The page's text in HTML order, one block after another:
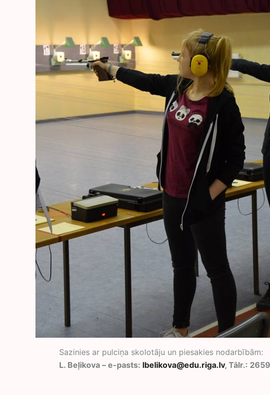
Sazinies ar pulciņa skolotāju un piesakies nodarbībām:
L. Beļikova – e-pasts: lbelikova@edu.riga.lv, Tālr.: